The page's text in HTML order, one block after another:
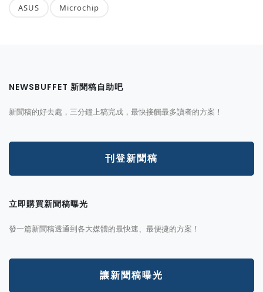
ASUS Microchip
NEWSBUFFET 新聞稿自助吧
新聞稿的好去處，三分鐘上稿完成，最快接觸最多讀者的方案！
刊登新聞稿
立即購買新聞稿曝光
發一篇新聞稿透通到各大媒體的最快速、最便捷的方案！
讓新聞稿曝光